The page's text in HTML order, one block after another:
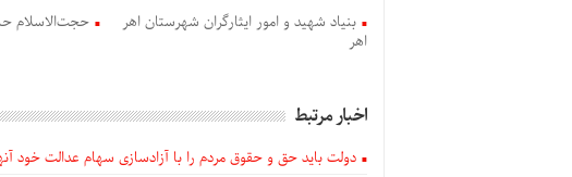
بنیاد شهید و امور ایثارگران شهرستان اهر
حجت‌الاسلام
اهر
اخبار مرتبط
دولت باید حق و حقوق مردم را با آزادسازی سهام عدالت خود